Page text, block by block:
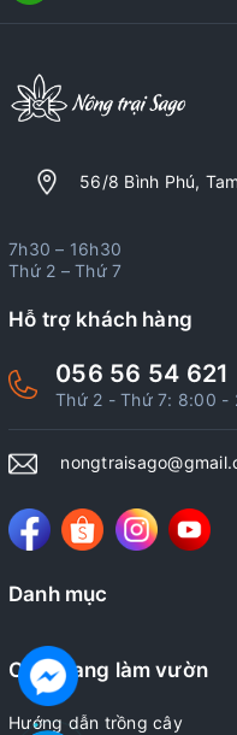
56/8 Bình Phú,
7h30 – 16h30
Thứ 2 – Thứ 7
Hỗ trợ khách hàng
056 56 54 621
Thứ 2 - Thứ 7: 8:00 -
Danh mục
Cẩm nang làm vườn
Hướng dẫn trồng cây